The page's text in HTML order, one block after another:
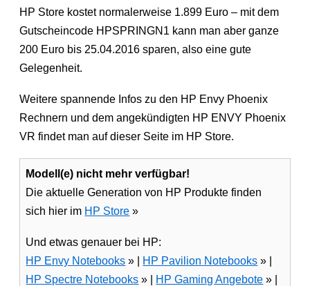
HP Store kostet normalerweise 1.899 Euro – mit dem
Gutscheincode HPSPRINGN1 kann man aber ganze
200 Euro bis 25.04.2016 sparen, also eine gute
Gelegenheit.
Weitere spannende Infos zu den HP Envy Phoenix
Rechnern und dem angekündigten HP ENVY Phoenix
VR findet man auf dieser Seite im HP Store.
Modell(e) nicht mehr verfügbar!
Die aktuelle Generation von HP Produkte finden
sich hier im HP Store »
Und etwas genauer bei HP:
HP Envy Notebooks » | HP Pavilion Notebooks » |
HP Spectre Notebooks » | HP Gaming Angebote » |